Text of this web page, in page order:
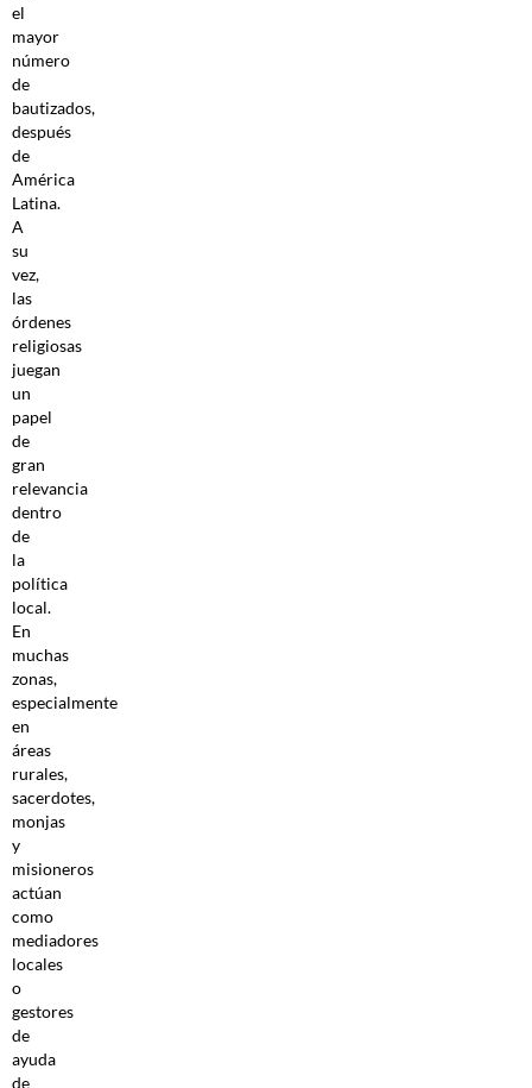
el
mayor
número
de
bautizados,
después
de
América
Latina.
A
su
vez,
las
órdenes
religiosas
juegan
un
papel
de
gran
relevancia
dentro
de
la
política
local.
En
muchas
zonas,
especialmente
en
áreas
rurales,
sacerdotes,
monjas
y
misioneros
actúan
como
mediadores
locales
o
gestores
de
ayuda
de